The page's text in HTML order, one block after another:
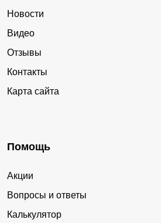
Новости
Видео
Отзывы
Контакты
Карта сайта
Помощь
Акции
Вопросы и ответы
Калькулятор